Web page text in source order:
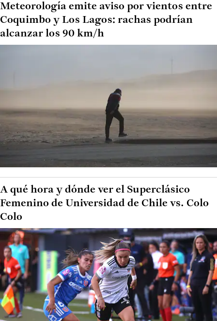
Meteorología emite aviso por vientos entre
Coquimbo y Los Lagos: rachas podrían
alcanzar los 90 km/h
A qué hora y dónde ver el Superclásico
Femenino de Universidad de Chile vs. Colo
Colo